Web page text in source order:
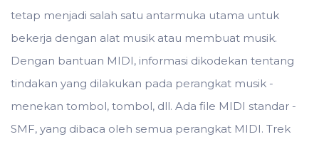
tetap menjadi salah satu antarmuka utama untuk
bekerja dengan alat musik atau membuat musik.
Dengan bantuan MIDI, informasi dikodekan tentang
tindakan yang dilakukan pada perangkat musik -
menekan tombol, tombol, dll. Ada file MIDI standar -
SMF, yang dibaca oleh semua perangkat MIDI. Trek